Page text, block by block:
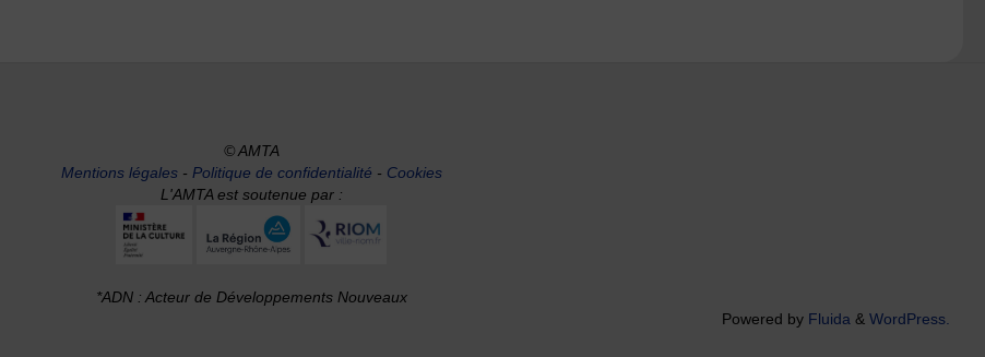
© AMTA
Mentions légales- Politique de confidentialité - Cookies
L'AMTA est soutenue par :
*ADN : Acteur de Développements Nouveaux
Powered by Fluida & WordPress.